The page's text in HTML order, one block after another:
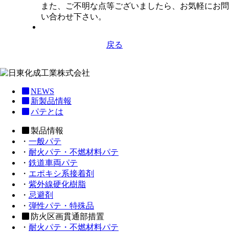
また、ご不明な点等ございましたら、お気軽にお問
い合わせ下さい。
戻る
NEWS
新製品情報
パテとは
製品情報
・ 一般パテ
・ 耐火パテ・不燃材料パテ
・ 鉄道車両パテ
・ エポキシ系接着剤
・ 紫外線硬化樹脂
・ 忌避剤
・ 弾性パテ・特殊品
防火区画貫通部措置
・ 耐火パテ・不燃材料パテ